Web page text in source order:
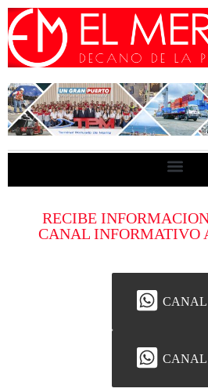
RECIBE
CANAL INFORMATIVO
CANAL
CANAL